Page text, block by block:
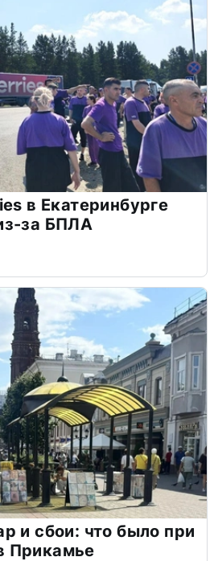
в Екатеринбурге
за БПЛА
и сбои: что было при
Прикамье